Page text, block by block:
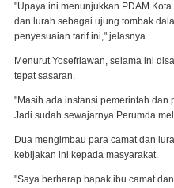
"Upaya ini menunjukkan PDAM
dan lurah sebagai ujung tombak
penyesuaian tarif ini," jelasnya.
Menurut Yosefriawan, selama ini
tepat sasaran.
"Masih ada instansi pemerintah dan
Jadi sudah sewajarnya Perumda
Dua mengimbau para camat dan
kebijakan ini kepada masyarakat.
"Saya berharap bapak ibu camat